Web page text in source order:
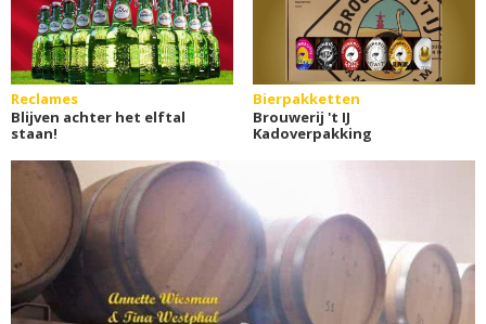
Reclames
Blijven achter het elftal
staan!
Bierpakketten
Brouwerij 't IJ
Kadoverpakking